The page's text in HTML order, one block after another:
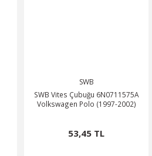
SWB
SWB Vites Çubuğu 6N0711575A
Volkswagen Polo (1997-2002)
53,45 TL